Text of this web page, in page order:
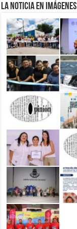
La Noticia en Imágenes